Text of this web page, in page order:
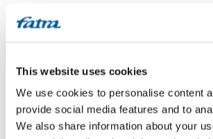
This website uses cookies
We use cookies to personalise content
provide social media features and to
We also share information about your
Menu
Domů/
Poradna/
Dotaz 614